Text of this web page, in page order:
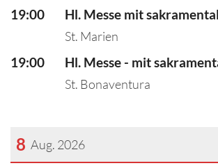
19:00 Hl. Messe mit
St. Marien
19:00 Hl. Messe - mit
St. Bonaventura
8 Aug. 2026